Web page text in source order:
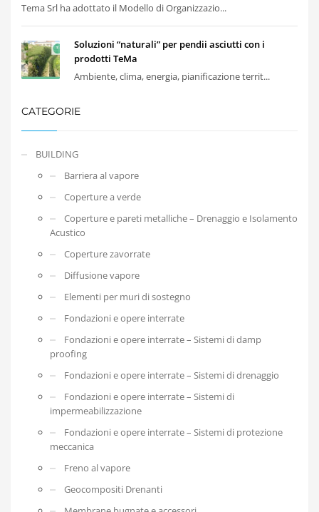
Tema Srl ha adottato il Modello di Organizzazio...
Soluzioni “naturali” per pendii asciutti con i
prodotti TeMa
Ambiente, clima, energia, pianificazione territ...
CATEGORIE
BUILDING
Barriera al vapore
Coperture a verde
Coperture e pareti metalliche – Drenaggio e Isolamento
Acustico
Coperture zavorrate
Diffusione vapore
Elementi per muri di sostegno
Fondazioni e opere interrate
Fondazioni e opere interrate – Sistemi di damp
proofing
Fondazioni e opere interrate – Sistemi di drenaggio
Fondazioni e opere interrate – Sistemi di
impermeabilizzazione
Fondazioni e opere interrate – Sistemi di protezione
meccanica
Freno al vapore
Geocompositi Drenanti